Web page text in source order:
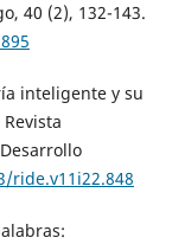
40 (2), 132-143.
inteligente y su
ride.v11i22.848